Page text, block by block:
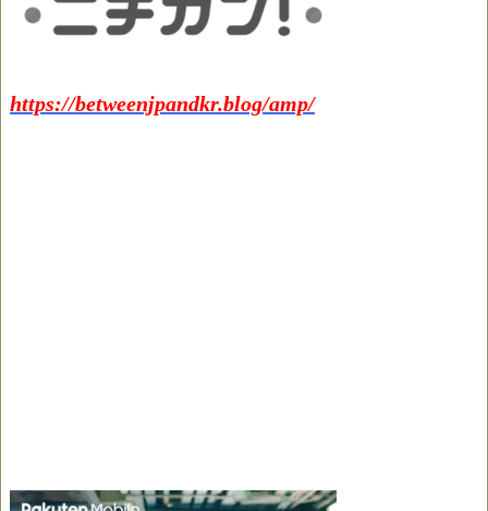
https://betweenjpandkr.blog/amp/